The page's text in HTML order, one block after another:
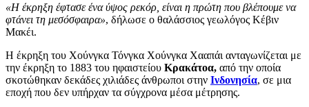
«Η έκρηξη έφτασε ένα ύψος ρεκόρ, είναι η πρώτη που βλέπουμε να
φτάνει τη μεσόσφαιρα», δήλωσε ο θαλάσσιος γεωλόγος Κέβιν
Μακέι.
Η έκρηξη του Χούνγκα Τόνγκα Χούνγκα Χααπάι ανταγωνίζεται με
την έκρηξη το 1883 του ηφαιστείου Κρακάτοα, από την οποία
σκοτώθηκαν δεκάδες χιλιάδες άνθρωποι στην Ινδονησία, σε μια
εποχή που δεν υπήρχαν τα σύγχρονα μέσα μέτρησης.